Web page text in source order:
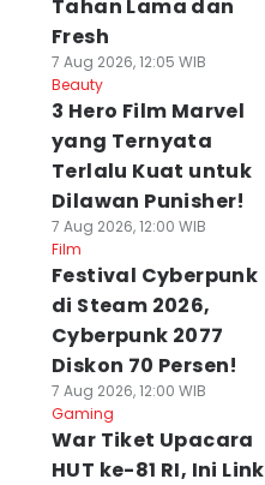
Tahan Lama dan
Fresh
7 Aug 2026, 12:05 WIB
Beauty
3 Hero Film Marvel
yang Ternyata
Terlalu Kuat untuk
Dilawan Punisher!
7 Aug 2026, 12:00 WIB
Film
Festival Cyberpunk
di Steam 2026,
Cyberpunk 2077
Diskon 70 Persen!
7 Aug 2026, 12:00 WIB
Gaming
War Tiket Upacara
HUT ke-81 RI, Ini Link